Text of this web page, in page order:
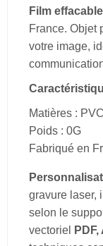
Film
France. Objet
votre image,
Matières : PVC
Poids : 0G
Fabriqué en
gravure laser,
selon le
vectoriel